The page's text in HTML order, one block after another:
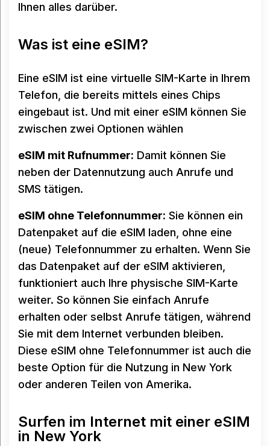
Ihnen alles darüber.
Was ist eine eSIM?
Eine eSIM ist eine virtuelle SIM-Karte in Ihrem
Telefon, die bereits mittels eines Chips
eingebaut ist. Und mit einer eSIM können Sie
zwischen zwei Optionen wählen
eSIM mit Rufnummer: Damit können Sie
neben der Datennutzung auch Anrufe und
SMS tätigen.
eSIM ohne Telefonnummer: Sie können ein
Datenpaket auf die eSIM laden, ohne eine
(neue) Telefonnummer zu erhalten. Wenn Sie
das Datenpaket auf der eSIM aktivieren,
funktioniert auch Ihre physische SIM-Karte
weiter. So können Sie einfach Anrufe
erhalten oder selbst Anrufe tätigen, während
Sie mit dem Internet verbunden bleiben.
Diese eSIM ohne Telefonnummer ist auch die
beste Option für die Nutzung in New York
oder anderen Teilen von Amerika.
Surfen im Internet mit einer eSIM
in New York